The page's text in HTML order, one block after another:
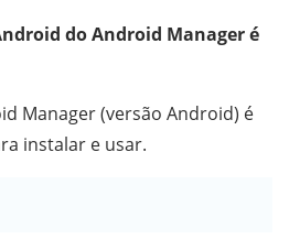
do Android Manager é
Manager (versão Android) é
instalar e usar.